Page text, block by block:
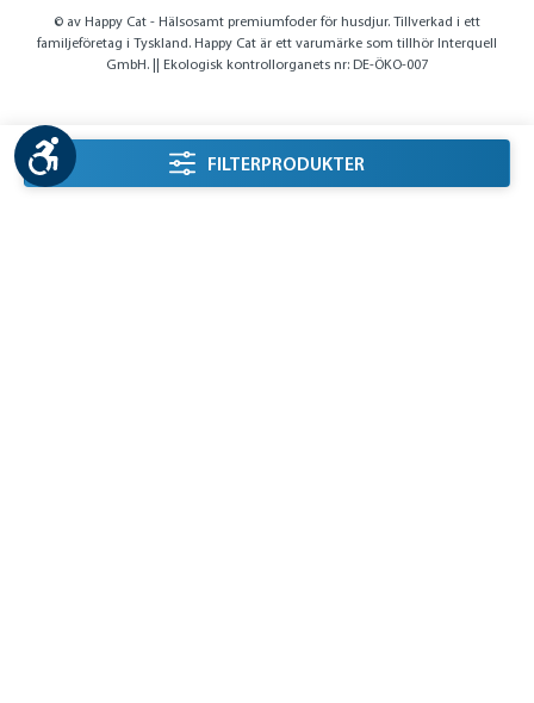
listing.filterSidebarLabel
FILTERPRODUKTER
© av Happy Cat - Hälsosamt premiumfoder för husdjur. Tillverkad i ett
familjeföretag i Tyskland. Happy Cat är ett varumärke som tillhör Interquell
GmbH. || Ekologisk kontrollorganets nr: DE-ÖKO-007
Show toolbar